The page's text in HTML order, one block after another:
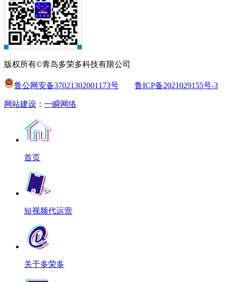
版权所有©青岛多荣多科技有限公司
鲁公网安备37021302001173号 鲁ICP备2021029155号-3
网站建设 ： 一瞬网络
首页
短视频代运营
关于多荣多